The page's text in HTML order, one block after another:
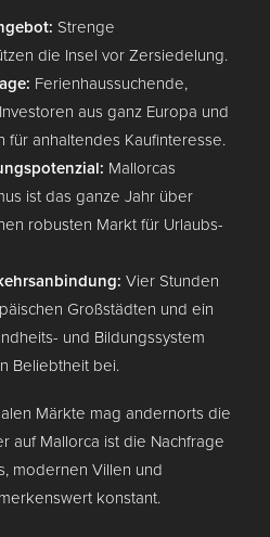
Strenge
die Insel vor Zersiedelung.
Ferienhaussuchende,
aus ganz Europa und
für anhaltendes Kaufinteresse.
Mallorcas
ist das ganze Jahr über
robusten Markt für Urlaubs-
Vier Stunden
Großstädten und ein
und Bildungssystem
Beliebtheit bei.
Märkte mag andernorts die
auf Mallorca ist die Nachfrage
modernen Villen und
konstant.